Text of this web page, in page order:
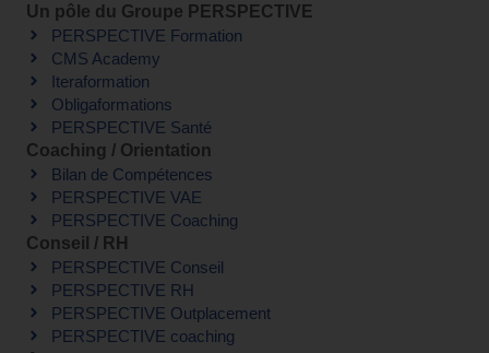
Un pôle du Groupe PERSPECTIVE
PERSPECTIVE Formation
CMS Academy
Iteraformation
Obligaformations
PERSPECTIVE Santé
Coaching / Orientation
Bilan de Compétences
PERSPECTIVE VAE
PERSPECTIVE Coaching
Conseil / RH
PERSPECTIVE Conseil
PERSPECTIVE RH
PERSPECTIVE Outplacement
PERSPECTIVE coaching